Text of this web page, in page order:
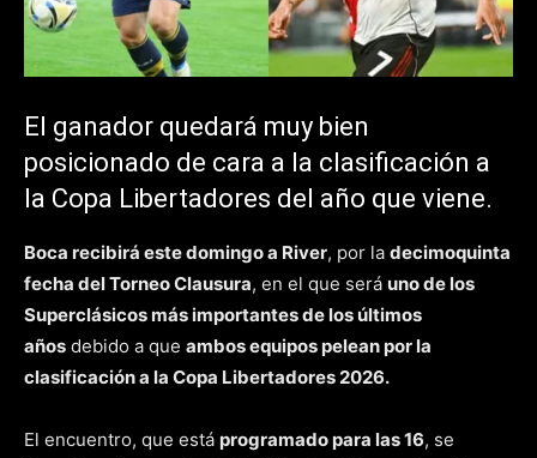
El ganador quedará muy bien
posicionado de cara a la clasificación a
la Copa Libertadores del año que viene.
Boca recibirá este domingo a River, por la decimoquinta
fecha del Torneo Clausura, en el que será uno de los
Superclásicos más importantes de los últimos
años debido a que ambos equipos pelean por la
clasificación a la Copa Libertadores 2026.
El encuentro, que está programado para las 16, se